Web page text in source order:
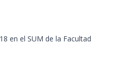
en el SUM de la Facultad